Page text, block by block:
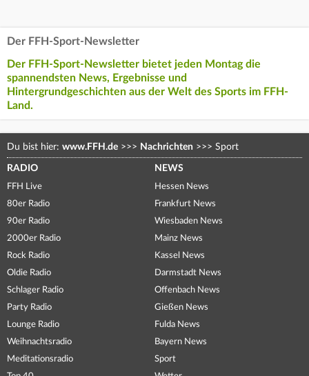
Der FFH-Sport-Newsletter
Der FFH-Sport-Newsletter bietet jeden Montag die
spannendsten News, Ergebnisse und
Hintergrundgeschichten aus der Welt des Sports im FFH-
Land.
Du bist hier: www.FFH.de >>> Nachrichten >>> Sport
RADIO
FFH Live
80er Radio
90er Radio
2000er Radio
Rock Radio
Oldie Radio
Schlager Radio
Party Radio
Lounge Radio
Weihnachtsradio
Meditationsradio
NEWS
Hessen News
Frankfurt News
Wiesbaden News
Mainz News
Kassel News
Darmstadt News
Offenbach News
Gießen News
Fulda News
Bayern News
Sport